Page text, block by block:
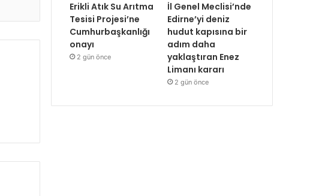
Erikli Atık Su Arıtma
Tesisi Projesi’ne
Cumhurbaşkanlığı
onayı
2 gün önce
İl Genel Meclisi’nde
Edirne’yi deniz
hudut kapısına bir
adım daha
yaklaştıran Enez
Limanı kararı
2 gün önce